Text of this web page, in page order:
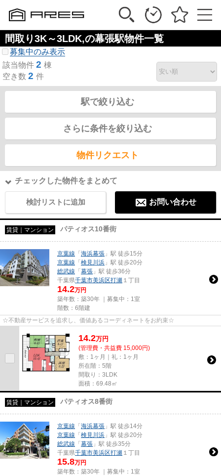
間取り3K～3LDK,の幕張駅物件一覧
募集中のみ表示
該当物件 2 棟
空き数 2 件
駅で絞り込む
さらに条件を絞り込む
物件リクエスト
チェックした物件をまとめて
検討リストに追加 お問い合わせ
賃貸｜マンション パティオス10番街
京葉線 「海浜幕張 」駅 徒歩15分
京葉線 「検見川浜 」駅 徒歩20分
総武線 「幕張 」駅 徒歩36分
千葉県千葉市美浜区打瀬 １丁目
14.2万円
築年数：築30年 ｜募集中： 1室
階数：6階建
☆不動産サービスを追求し、価値あるコーディネートをお約束☆
14.2万円
(管理費・共益費 15,000円)
敷：1ヶ月｜礼：1ヶ月
所在階：5階
間取り：3LDK
面積：69.48㎡
賃貸｜マンション パティオス8番街
京葉線 「海浜幕張 」駅 徒歩14分
京葉線 「検見川浜 」駅 徒歩20分
総武線 「幕張 」駅 徒歩35分
千葉県千葉市美浜区打瀬 １丁目
15.8万円
築年数：築30年 ｜募集中： 1室